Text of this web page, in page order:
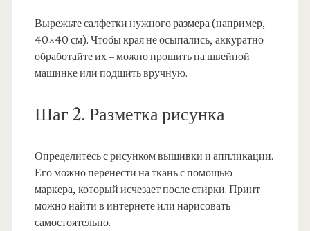
Вырежьте салфетки нужного размера (например,
40×40 см). Чтобы края не осыпались, аккуратно
обработайте их – можно прошить на швейной
машинке или подшить вручную.
Шаг 2. Разметка рисунка
Определитесь с рисунком вышивки и аппликации.
Его можно перенести на ткань с помощью
маркера, который исчезает после стирки. Принт
можно найти в интернете или нарисовать
самостоятельно.